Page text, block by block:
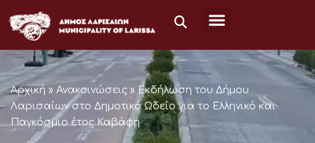
στο
περιεχόμενο
Αρχική » Ανακοινώσεις » Εκδήλωση του Δήμου
Λαρισαίων στο Δημοτικό Ωδείο για το Ελληνικό και
Παγκόσμιο έτος Καβάφη